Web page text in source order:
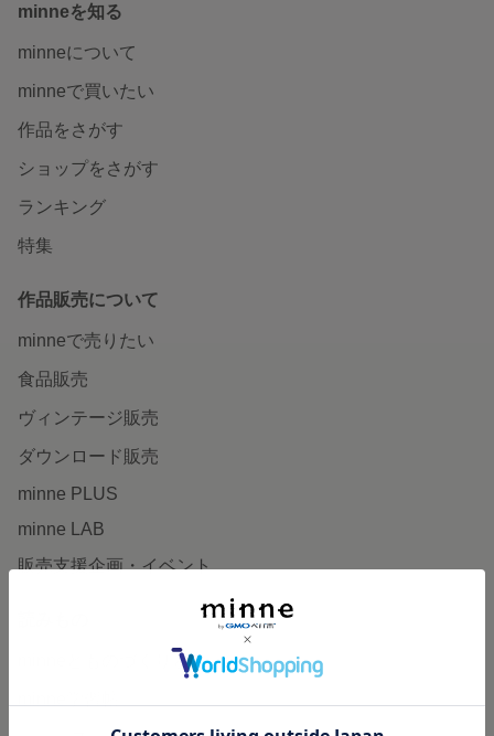
minneを知る
minneについて
minneで買いたい
作品をさがす
ショップをさがす
ランキング
特集
作品販売について
minneで売りたい
食品販売
ヴィンテージ販売
ダウンロード販売
minne PLUS
minne LAB
販売支援企画・イベント
minneとものづくりと